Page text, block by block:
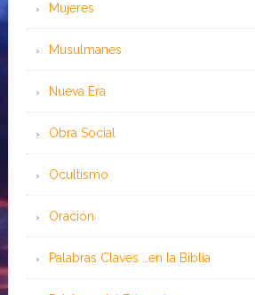
Mujeres
Musulmanes
Nueva Era
Obra Social
Ocultismo
Oración
Palabras Claves …en la Biblia